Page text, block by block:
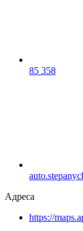
85 358
Адреса
https://